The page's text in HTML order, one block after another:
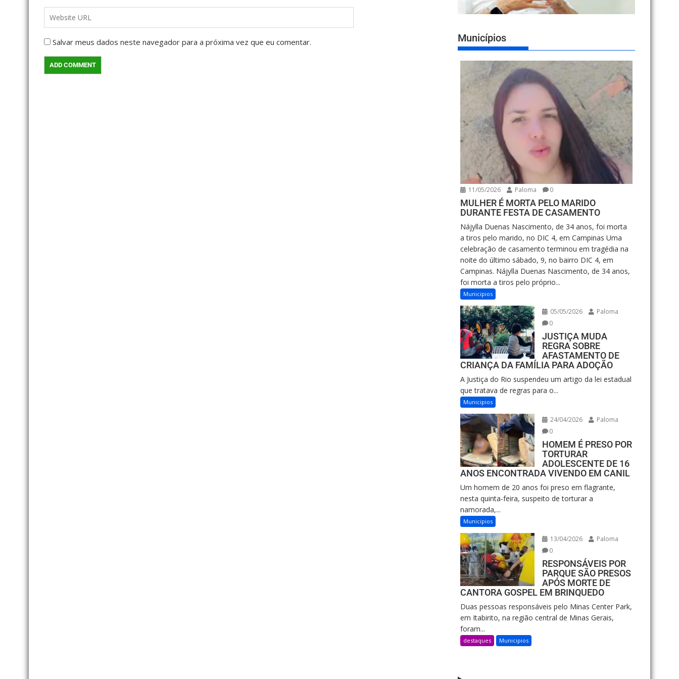
Salvar meus dados neste navegador para a próxima vez que eu comentar. Municípios
11/05/2026 Paloma 0
MULHER É MORTA PELO MARIDO
DURANTE FESTA DE CASAMENTO
Nájylla Duenas Nascimento, de 34 anos, foi morta
a tiros pelo marido, no DIC 4, em Campinas Uma
celebração de casamento terminou em tragédia na
noite do último sábado, 9, no bairro DIC 4, em
Campinas. Nájylla Duenas Nascimento, de 34 anos,
foi morta a tiros pelo próprio...
Municipios
05/05/2026
Paloma
0
JUSTIÇA MUDA
REGRA SOBRE
AFASTAMENTO DE
CRIANÇA DA FAMÍLIA PARA ADOÇÃO
A Justiça do Rio suspendeu um artigo da lei estadual
que tratava de regras para o...
Municipios
24/04/2026
Paloma
0
HOMEM É PRESO POR
TORTURAR
ADOLESCENTE DE 16
ANOS ENCONTRADA VIVENDO EM CANIL
Um homem de 20 anos foi preso em flagrante,
nesta quinta-feira, suspeito de torturar a
namorada,...
Municipios
13/04/2026
Paloma
0
RESPONSÁVEIS POR
PARQUE SÃO PRESOS
APÓS MORTE DE
CANTORA GOSPEL EM BRINQUEDO
Duas pessoas responsáveis pelo Minas Center Park,
em Itabirito, na região central de Minas Gerais,
foram...
destaques Municipios